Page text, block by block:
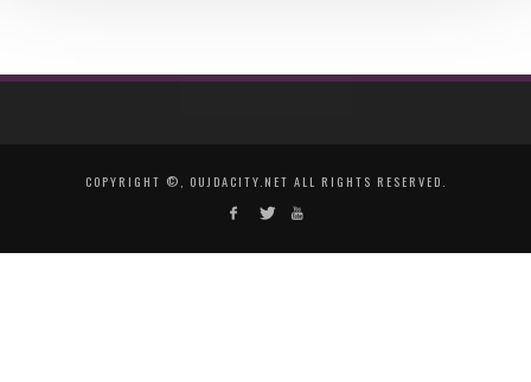
COPYRIGHT ©, OUJDACITY.NET ALL RIGHTS RESERVED.